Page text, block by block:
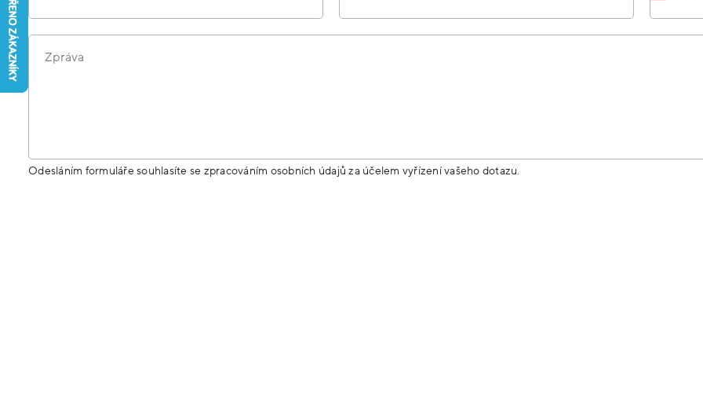
Zpráva
Odesláním formuláře souhlasíte se zpracováním osobních údajů za účelem vyřízení vašeho dotazu.